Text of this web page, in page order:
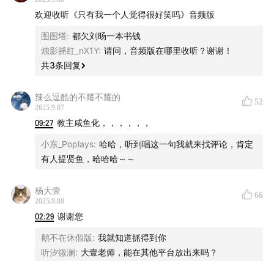
欢迎收听《只有我一个人觉得很好笑吗》音频版
图图塔: 都欠刘旸一本书钱
烛影摇红_nX1Y: 请问，音频版在哪里收听？谢谢！
共3条回复
辣么逗酷的不耀不耀的
2025.9.07
52
09:27 教主咸鱼化，，，，，，
小东_Poplays: 哈哈，听到唱这一句我就来找评论，肯定
有人提贤鱼，哈哈哈～～
杨大壹
2025.9.08
66
02:29 谢谢您
鹅不在休假版: 我就知道抓得到你
听汐微澜: 大壹老师，能在其他平台放出来吗？